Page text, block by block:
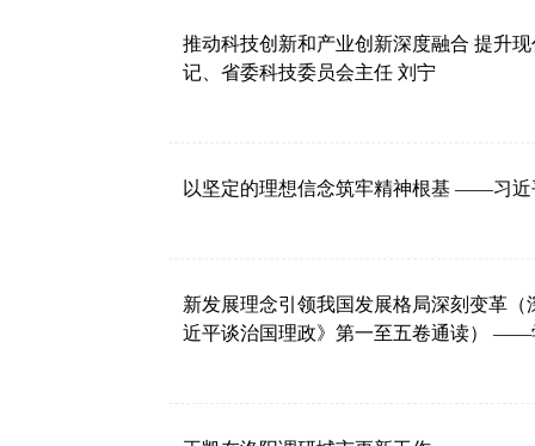
推动科技创新和产业创新深度融合 提升
记、省委科技委员会主任 刘宁
以坚定的理想信念筑牢精神根基 ——习
新发展理念引领我国发展格局深刻变革
近平谈治国理政》第一至五卷通读） ——